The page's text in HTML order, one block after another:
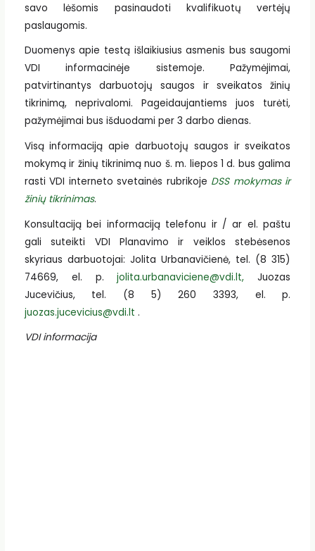
savo lėšomis pasinaudoti kvalifikuotų vertėjų
paslaugomis.
Duomenys apie testą išlaikiusius asmenis bus saugomi
VDI informacinėje sistemoje. Pažymėjimai,
patvirtinantys darbuotojų saugos ir sveikatos žinių
tikrinimą, neprivalomi. Pageidaujantiems juos turėti,
pažymėjimai bus išduodami per 3 darbo dienas.
Visą informaciją apie darbuotojų saugos ir sveikatos
mokymą ir žinių tikrinimą nuo š. m. liepos 1 d. bus galima
rasti VDI interneto svetainės rubrikoje DSS mokymas ir
žinių tikrinimas.
Konsultaciją bei informaciją telefonu ir / ar el. paštu
gali suteikti VDI Planavimo ir veiklos stebėsenos
skyriaus darbuotojai: Jolita Urbanavičienė, tel. (8 315)
74669, el. p.jolita.urbanaviciene@vdi.lt,Juozas
Jucevičius, tel. (8 5) 260 3393, el. p.
juozas.jucevicius@vdi.lt .
VDI informacija